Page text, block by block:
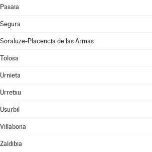
Pasaia
Segura
Soraluze-Placencia de las Armas
Tolosa
Urnieta
Urretxu
Usurbil
Villabona
Zaldibia